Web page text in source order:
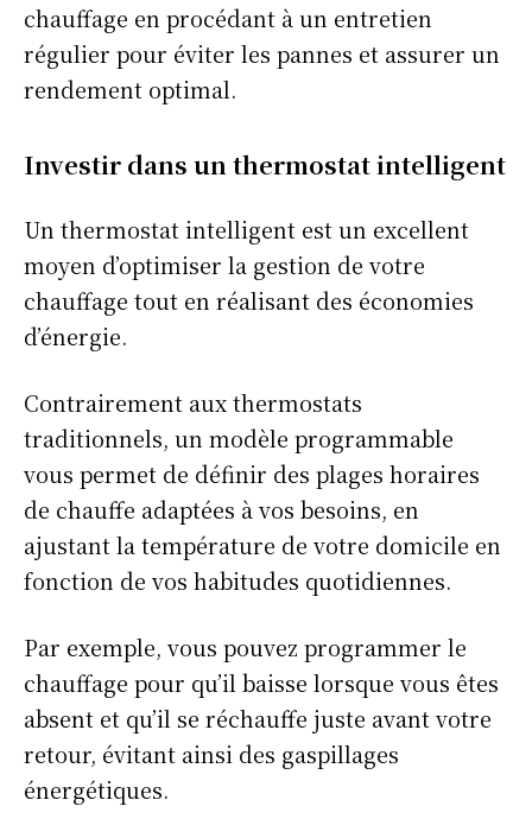
chauffage en procédant à un entretien
régulier pour éviter les pannes et assurer un
rendement optimal.
Investir dans un thermostat intelligent
Un thermostat intelligent est un excellent
moyen d’optimiser la gestion de votre
chauffage tout en réalisant des économies
d’énergie.
Contrairement aux thermostats
traditionnels, un modèle programmable
vous permet de définir des plages horaires
de chauffe adaptées à vos besoins, en
ajustant la température de votre domicile en
fonction de vos habitudes quotidiennes.
Par exemple, vous pouvez programmer le
chauffage pour qu’il baisse lorsque vous êtes
absent et qu’il se réchauffe juste avant votre
retour, évitant ainsi des gaspillages
énergétiques.